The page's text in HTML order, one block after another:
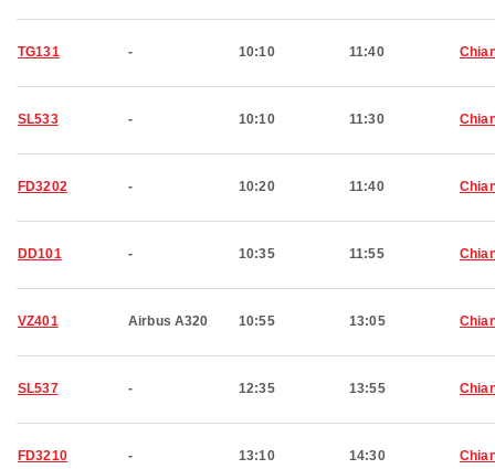
TG131 - 10:10 11:40
SL533 - 10:10 11:30
FD3202 - 10:20 11:40
DD101 - 10:35 11:55
VZ401 Airbus A320 10:55 13:05
SL537 - 12:35 13:55
FD3210 - 13:10 14:30